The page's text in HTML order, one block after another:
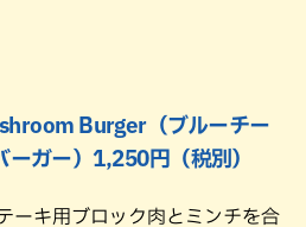
Burger（ブルーチー
ーガー）1,250円（税別）
ーキ用ブロック肉とミンチを合